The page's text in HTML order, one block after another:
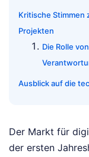
Kritische Stimmen
Projekten
Die Rolle
Ausblick auf die
Der Markt für
der ersten